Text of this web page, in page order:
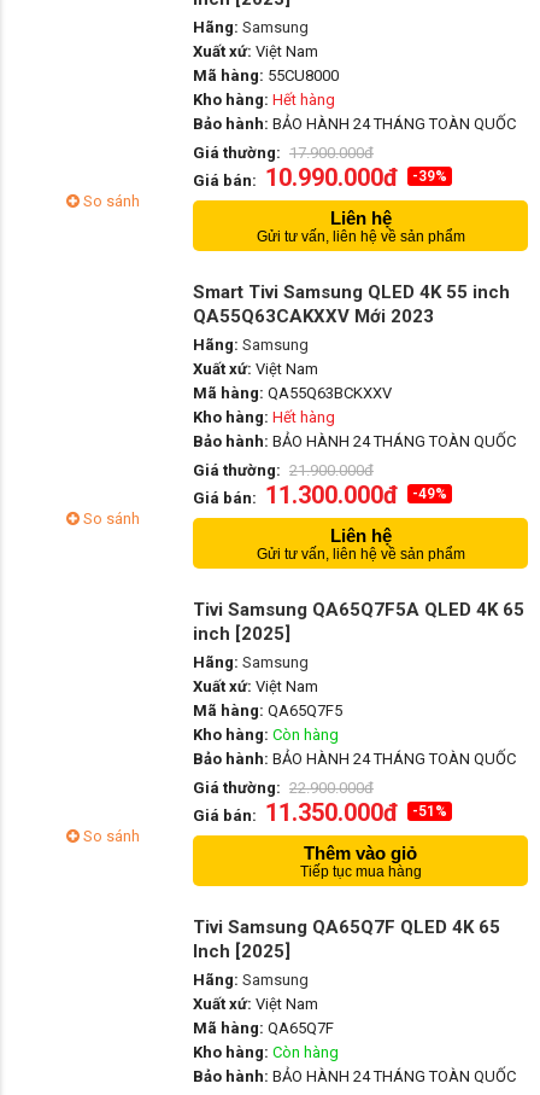
So sánh
Hãng: Samsung
Xuất xứ: Việt Nam
Mã hàng: 55CU8000
Kho hàng: Hết hàng
Bảo hành: BẢO HÀNH 24 THÁNG TOÀN QUỐC
Giá thường: 17.900.000đ
Giá bán: 10.990.000đ -39%
Liên hệ
Gửi tư vấn, liên hệ về sản phẩm
So sánh
Smart Tivi Samsung QLED 4K 55 inch
QA55Q63CAKXXV Mới 2023
Hãng: Samsung
Xuất xứ: Việt Nam
Mã hàng: QA55Q63BCKXXV
Kho hàng: Hết hàng
Bảo hành: BẢO HÀNH 24 THÁNG TOÀN QUỐC
Giá thường: 21.900.000đ
Giá bán: 11.300.000đ -49%
Liên hệ
Gửi tư vấn, liên hệ về sản phẩm
So sánh
Tivi Samsung QA65Q7F5A QLED 4K 65
inch [2025]
Hãng: Samsung
Xuất xứ: Việt Nam
Mã hàng: QA65Q7F5
Kho hàng: Còn hàng
Bảo hành: BẢO HÀNH 24 THÁNG TOÀN QUỐC
Giá thường: 22.900.000đ
Giá bán: 11.350.000đ -51%
Thêm vào giỏ
Tiếp tục mua hàng
Tivi Samsung QA65Q7F QLED 4K 65
Inch [2025]
Hãng: Samsung
Xuất xứ: Việt Nam
Mã hàng: QA65Q7F
Kho hàng: Còn hàng
Bảo hành: BẢO HÀNH 24 THÁNG TOÀN QUỐC